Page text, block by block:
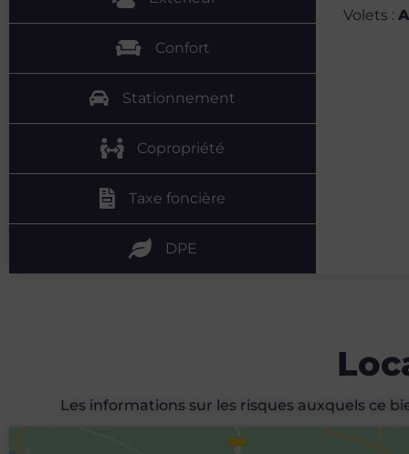
Confort
Stationnement
Copropriété
Taxe foncière
DPE
Volets :
Les informations sur les risques auxquels ce